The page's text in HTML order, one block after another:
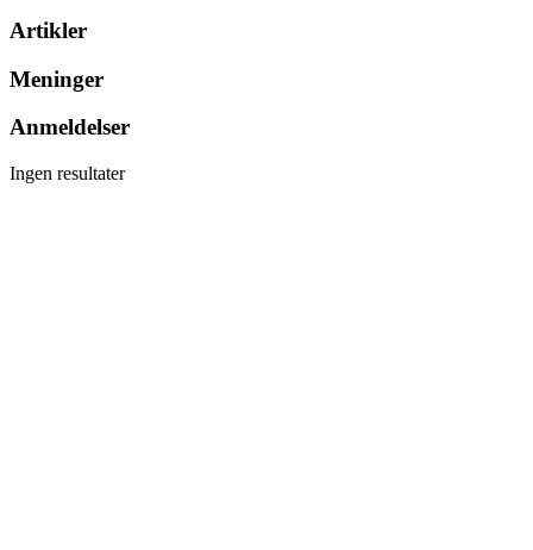
Artikler
Meninger
Anmeldelser
Ingen resultater